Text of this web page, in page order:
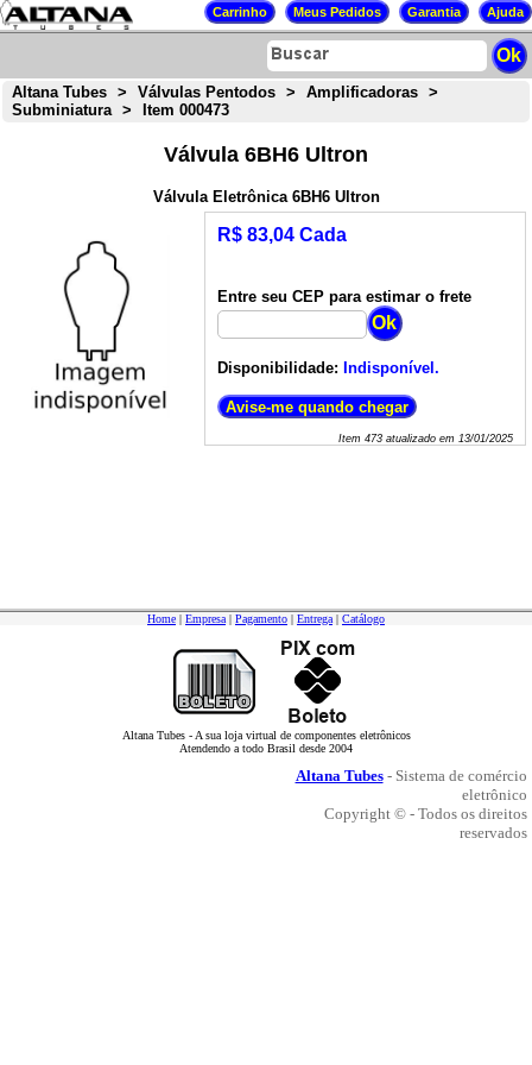
Altana Tubes > Válvulas Pentodos > Amplificadoras
>
Subminiatura
> Item 000473
Válvula 6BH6 Ultron
Válvula Eletrônica 6BH6 Ultron
R$ 83,04 Cada
Entre seu CEP para estimar o frete
Disponibilidade: Indisponível.
Item 473atualizado em 13/01/2025
Home | Empresa | Pagamento | Entrega | Catálogo
Altana Tubes - A sua loja virtual de componentes eletrônicos
Atendendo a todo Brasil desde 2004
Altana Tubes- Sistema de comércio
eletrônico
Copyright © - Todos os direitos
reservados